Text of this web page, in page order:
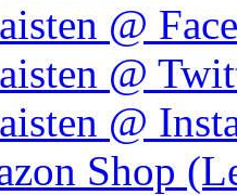
@
@
@
Shop